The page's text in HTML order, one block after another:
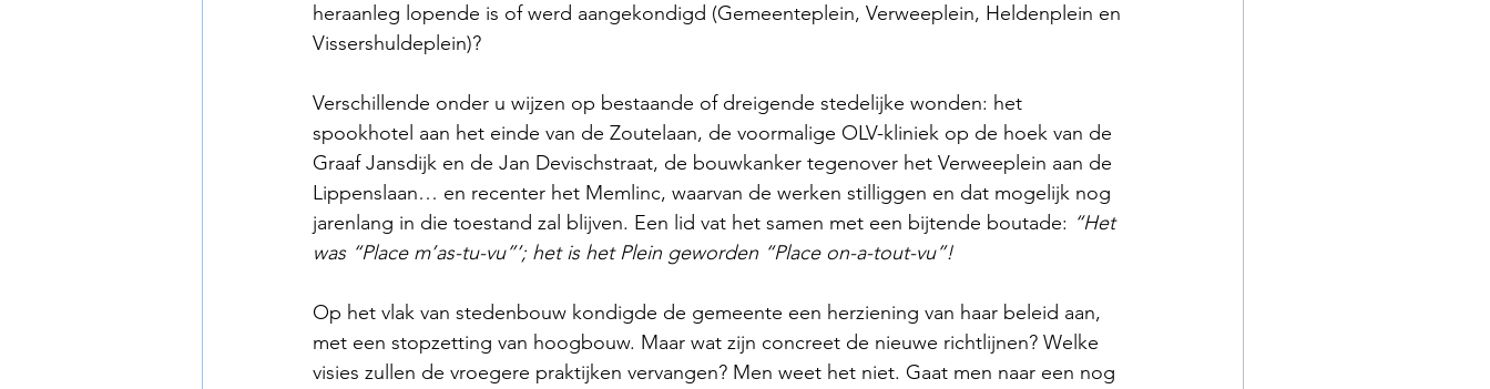
heraanleg lopende is of werd aangekondigd (Gemeenteplein, Verweeplein, Heldenplein en
Vissershuldeplein)?
Verschillende onder u wijzen op bestaande of dreigende stedelijke wonden: het
spookhotel aan het einde van de Zoutelaan, de voormalige OLV-kliniek op de hoek van de
Graaf Jansdijk en de Jan Devischstraat, de bouwkanker tegenover het Verweeplein aan de
Lippenslaan… en recenter het Memlinc, waarvan de werken stilliggen en dat mogelijk nog
jarenlang in die toestand zal blijven. Een lid vat het samen met een bijtende boutade: “Het
was “Place m’as-tu-vu”’; het is het Plein geworden “Place on-a-tout-vu”!
Op het vlak van stedenbouw kondigde de gemeente een herziening van haar beleid aan,
met een stopzetting van hoogbouw. Maar wat zijn concreet de nieuwe richtlijnen? Welke
visies zullen de vroegere praktijken vervangen? Men weet het niet. Gaat men naar een nog